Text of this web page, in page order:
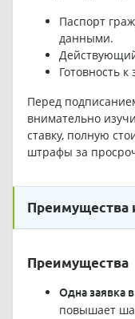
Паспорт
данными.
Готовность
Перед
внимательно
ставку, полную
штрафы за
Преимущества
Преимущества
Одна заявка
повышает